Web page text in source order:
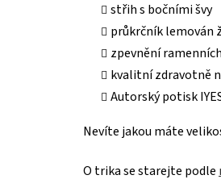
střih s bočními švy
průkrčník lemován
zpevnění
kvalitní zdravotně
Autorský potisk
Nevíte jakou máte
O trika se starejte podle